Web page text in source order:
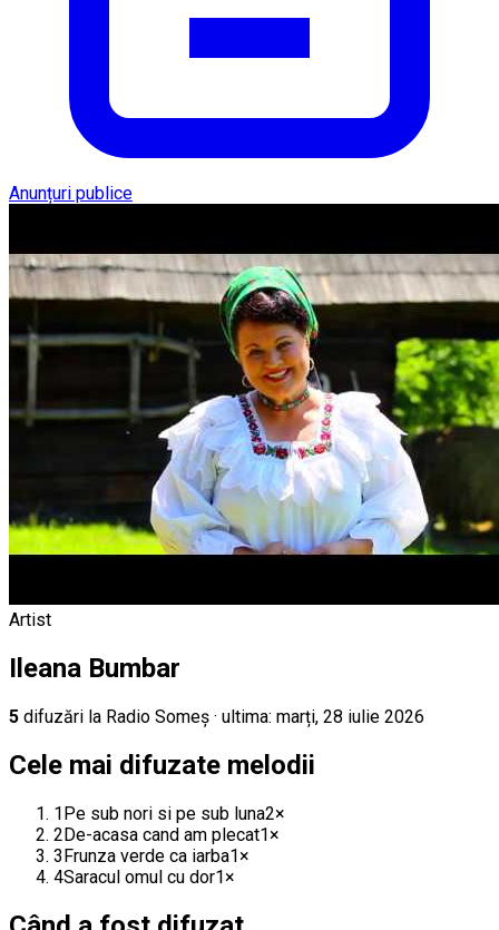
Anunțuri publice
Artist
Ileana Bumbar
5 difuzări la Radio Someș · ultima: marți, 28 iulie 2026
Cele mai difuzate melodii
1Pe sub nori si pe sub luna2×
2De-acasa cand am plecat1×
3Frunza verde ca iarba1×
4Saracul omul cu dor1×